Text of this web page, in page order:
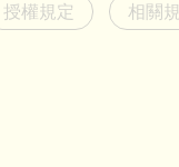
授權規定 相關